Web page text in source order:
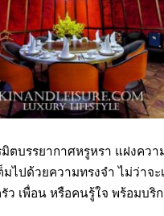
มิตบรรยากาศหรูหรา แฝงคว
ไปด้วยความทรงจำ ไม่ว่าจะ
ว เพื่อน หรือคนรู้ใจ พร้อมบริ